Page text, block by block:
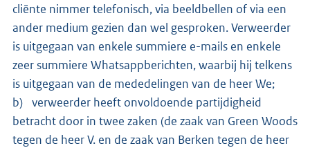
cliënte nimmer telefonisch, via beeldbellen of via een
ander medium gezien dan wel gesproken. Verweerder
is uitgegaan van enkele summiere e-mails en enkele
zeer summiere Whatsappberichten, waarbij hij telkens
is uitgegaan van de mededelingen van de heer We;
b) verweerder heeft onvoldoende partijdigheid
betracht door in twee zaken (de zaak van Green Woods
tegen de heer V. en de zaak van Berken tegen de heer